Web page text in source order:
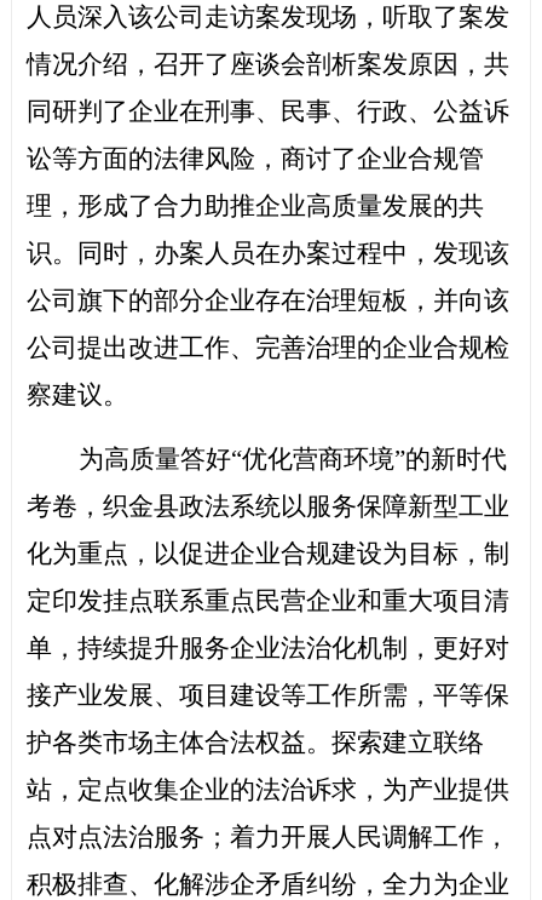
人员深入该公司走访案发现场，听取了案发
情况介绍 ，召开了座谈会剖析案发原因，共
同研判了企业在刑事、民事、行政、公益诉
讼等方面的法律风险，商讨了企业合规管
理，形成了合力助推企业高质量发展的共
识。同时，办案人员在办案过程中，发现该
公司旗下的部分企业存在治理短板，并向该
公司提出改进工作、完善治理的企业合规检
察建议。
为高质量答好“优化营商环境”的新时代
考卷，织金县政法系统以服务保障新型工业
化为重点，以促进企业合规建设为目标，制
定印发挂点联系重点民营企业和重大项目清
单，持续提升服务企业法治化机制，更好对
接产业发展、项目建设等工作所需，平等保
护各类市场主体合法权益。探索建立联络
站，定点收集企业的法治诉求，为产业提供
点对点法治服务；着力开展人民调解工作，
积极排查、化解涉企矛盾纠纷，全力为企业